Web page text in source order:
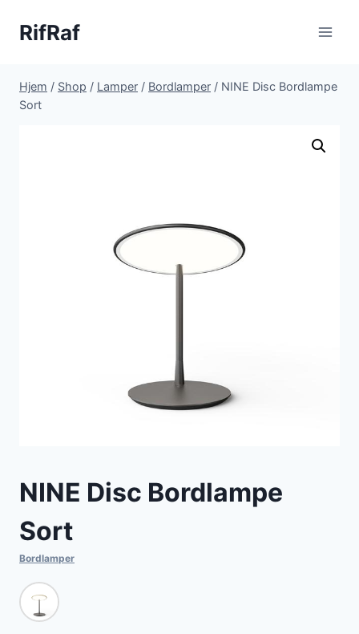
RifRaf
Hjem / Shop / Lamper / Bordlamper / NINE Disc Bordlampe
Sort
NINE Disc Bordlampe
Sort
Bordlamper